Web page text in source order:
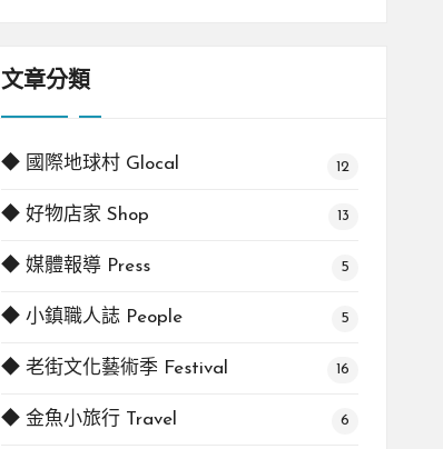
文章分類
◆ 國際地球村 Glocal 12
◆ 好物店家 Shop 13
◆ 媒體報導 Press 5
◆ 小鎮職人誌 People 5
◆ 老街文化藝術季 Festival 16
◆ 金魚小旅行 Travel 6